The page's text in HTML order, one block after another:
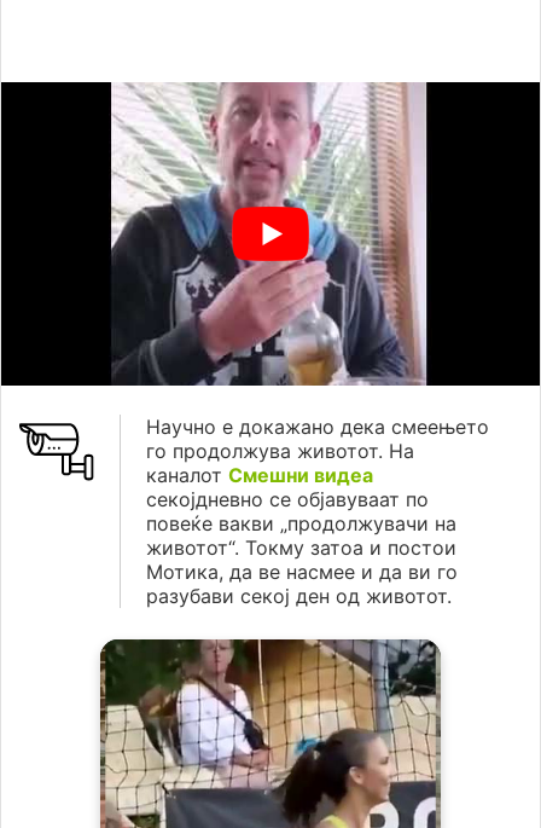
Научно е докажано дека смеењето
го продолжува животот. На
каналот Смешни видеа
секојдневно се објавуваат по
повеќе вакви „продолжувачи на
животот“. Токму затоа и постои
Мотика, да ве насмее и да ви го
разубави секој ден од животот.